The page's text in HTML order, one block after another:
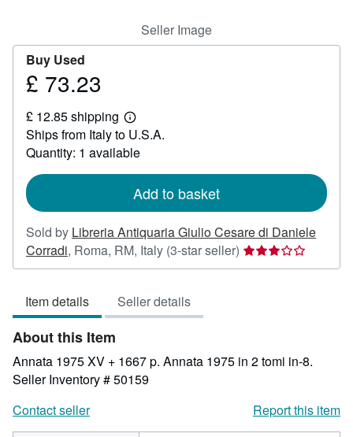
Seller Image
Buy Used
Price
73.23
£ 73.23
£ 12.85 shipping
Learn
more
about
shipping
Ships from Italy to U.S.A.
Quantity: 1 available
Add to basket
Sold by Libreria Antiquaria Giulio Cesare di Daniele
Corradi, Roma, RM, Italy (3-star seller) Seller
rating
stars
Item details Seller details
About this Item
Annata 1975 XV + 1667 p. Annata 1975 in 2 tomi in-8.
Seller Inventory # 50159
Contact seller
Report this item